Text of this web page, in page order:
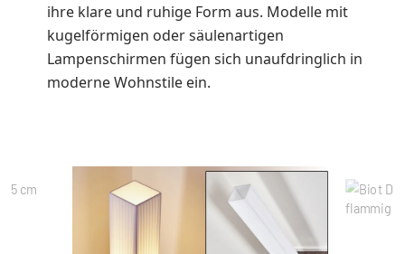
ihre klare und ruhige Form aus. Modelle mit
kugelförmigen oder säulenartigen
Lampenschirmen fügen sich unaufdringlich in
moderne Wohnstile ein.